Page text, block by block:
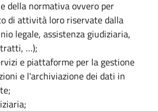
della normativa ovvero per
di attività loro riservate dalla
legale, assistenza giudiziaria,
…);
e piattaforme per la gestione
e l'archiviazione dei dati in